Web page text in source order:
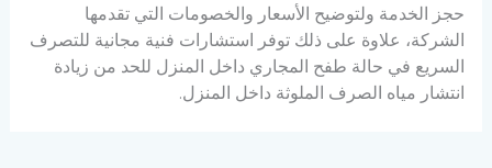
حجز الخدمة ولتوضيح الأسعار والخصومات التي تقدمها
الشركة، علاوة على ذلك توفر استشارات فنية مجانية للتصرف
السريع في حالة طفح المجاري داخل المنزل للحد من زيادة
انتشار مياه الصرف الملوثة داخل المنزل.